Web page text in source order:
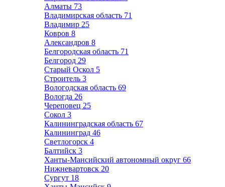
Алматы 73
Владимирская область 71
Владимир 25
Ковров 8
Александров 8
Белгородская область 71
Белгород 29
Старый Оскол 5
Строитель 3
Вологодская область 69
Вологда 26
Череповец 25
Сокол 3
Калининградская область 67
Калининград 46
Светлогорск 4
Балтийск 3
Ханты-Мансийский автономный округ 66
Нижневартовск 20
Сургут 18